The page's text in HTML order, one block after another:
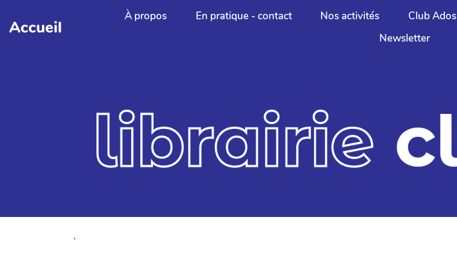
Aller au contenu principal
Accueil
À propos En pratique - contact Nos activités Club Ados
Newsletter
,